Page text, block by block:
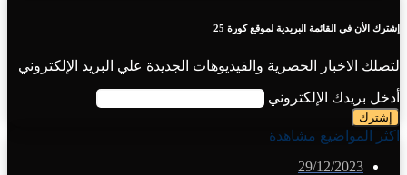
إشترك الأن في القائمة البريدية لموقع كورة 25
لتصلك الاخبار الحصرية والفيديوهات الجديدة علي البريد الإلكتروني
أدخل بريدك الإلكتروني
اكثر المواضيع مشاهدة
29/12/2023